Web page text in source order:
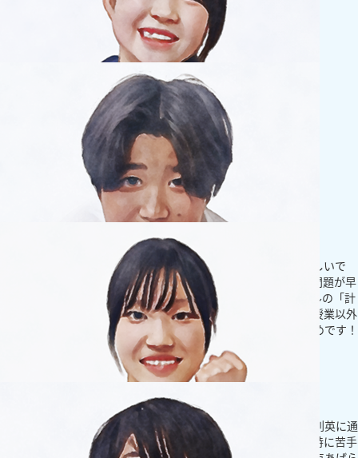
満点を目指して頑張ります！
創英の先生は学校の担任の先生とは違う話しやすさがあって楽しいで
す！今は算数と社会を頑張っていて、創英で勉強していて計算問題が早
く解けるようになってきたな、って感じてます！創英ゼミナールの「計
算コンクール」は毎年満点目指して頑張っています！創英には授業以外
にも「速読」のような楽しく勉強できる教科もあるからおすすめです！
自分の目標をどんどん高めたいです！
テストの点数がなかなか上がらなくて塾に通い始めましたが、創英に通
って勉強の仕方がわかったからテストの点数があがりました！特に苦手